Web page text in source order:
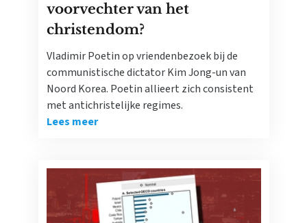
voorvechter van het
christendom?
Vladimir Poetin op vriendenbezoek bij de
communistische dictator Kim Jong-un van
Noord Korea. Poetin allieert zich consistent
met antichristelijke regimes.
Lees meer